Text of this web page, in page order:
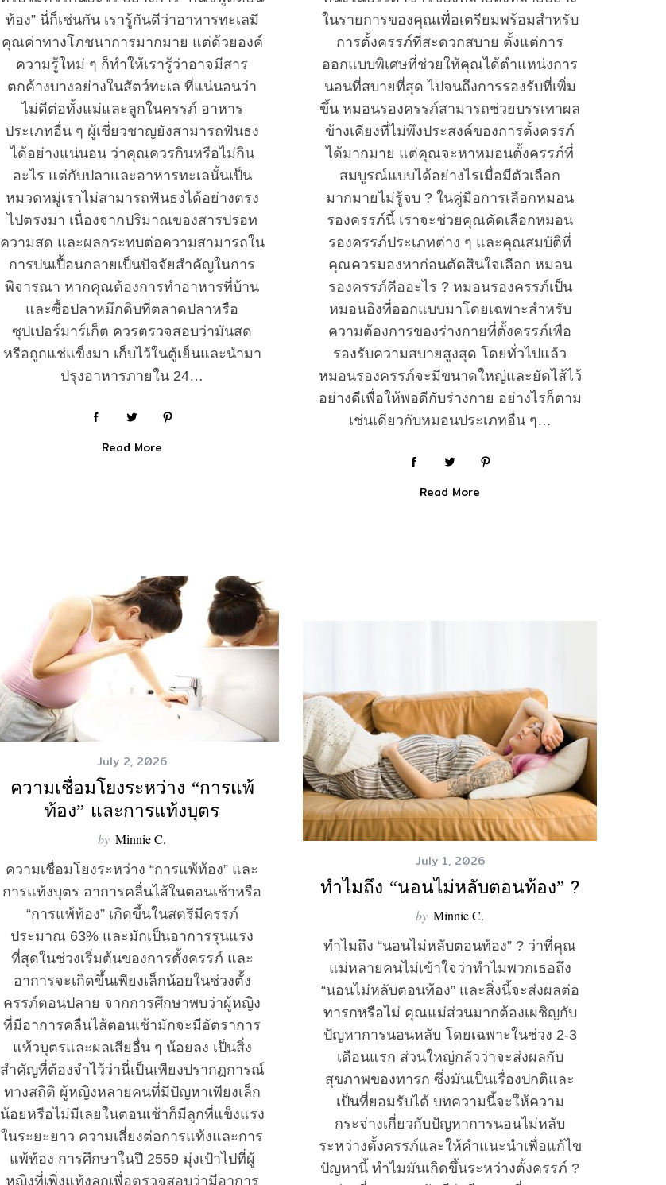
ในรายการของคุณเพื่อเตรียมพร้อมสำหรับ
การตั้งครรภ์ที่สะดวกสบาย ตั้งแต่การ
ออกแบบพิเศษที่ช่วยให้คุณได้ตำแหน่งการ
นอนที่สบายที่สุด ไปจนถึงการรองรับที่เพิ่ม
ขึ้น หมอนรองครรภ์สามารถช่วยบรรเทาผล
ข้างเคียงที่ไม่พึงประสงค์ของการตั้งครรภ์
ได้มากมาย แต่คุณจะหาหมอนตั้งครรภ์ที่
สมบูรณ์แบบได้อย่างไรเมื่อมีตัวเลือก
มากมายไม่รู้จบ ? ในคู่มือการเลือกหมอน
รองครรภ์นี้ เราจะช่วยคุณคัดเลือกหมอน
รองครรภ์ประเภทต่าง ๆ และคุณสมบัติที่
คุณควรมองหาก่อนตัดสินใจเลือก หมอน
รองครรภ์คืออะไร ? หมอนรองครรภ์เป็น
หมอนอิงที่ออกแบบมาโดยเฉพาะสำหรับ
ความต้องการของร่างกายที่ตั้งครรภ์เพื่อ
รองรับความสบายสูงสุด โดยทั่วไปแล้ว
หมอนรองครรภ์จะมีขนาดใหญ่และยัดไส้ไว้
อย่างดีเพื่อให้พอดีกับร่างกาย อย่างไรก็ตาม
เช่นเดียวกับหมอนประเภทอื่น ๆ…
Read More
ท้อง” นี่ก็เช่นกัน เรารู้กันดีว่าอาหารทะเลมี
คุณค่าทางโภชนาการมากมาย แต่ด้วยองค์
ความรู้ใหม่ ๆ ก็ทำให้เรารู้ว่าอาจมีสาร
ตกค้างบางอย่างในสัตว์ทะเล ที่แน่นอนว่า
ไม่ดีต่อทั้งแม่และลูกในครรภ์ อาหาร
ประเภทอื่น ๆ ผู้เชี่ยวชาญยังสามารถฟันธง
ได้อย่างแน่นอน ว่าคุณควรกินหรือไม่กิน
อะไร แต่กับปลาและอาหารทะเลนั้นเป็น
หมวดหมู่เราไม่สามารถฟันธงได้อย่างตรง
ไปตรงมา เนื่องจากปริมาณของสารปรอท
ความสด และผลกระทบต่อความสามารถใน
การปนเปื้อนกลายเป็นปัจจัยสำคัญในการ
พิจารณา หากคุณต้องการทำอาหารที่บ้าน
และซื้อปลาหมึกดิบที่ตลาดปลาหรือ
ซุปเปอร์มาร์เก็ต ควรตรวจสอบว่ามันสด
หรือถูกแช่แข็งมา เก็บไว้ในตู้เย็นและนำมา
ปรุงอาหารภายใน 24…
Read More
July 2, 2026
ความเชื่อมโยงระหว่าง “การแพ้
ท้อง” และการแท้งบุตร
by Minnie C.
ความเชื่อมโยงระหว่าง “การแพ้ท้อง” และ
การแท้งบุตร อาการคลื่นไส้ในตอนเช้าหรือ
“การแพ้ท้อง” เกิดขึ้นในสตรีมีครรภ์
ประมาณ 63% และมักเป็นอาการรุนแรง
ที่สุดในช่วงเริ่มต้นของการตั้งครรภ์ และ
อาการจะเกิดขึ้นเพียงเล็กน้อยในช่วงตั้ง
ครรภ์ตอนปลาย จากการศึกษาพบว่าผู้หญิง
ที่มีอาการคลื่นไส้ตอนเช้ามักจะมีอัตราการ
แท้วบุตรและผลเสียอื่น ๆ น้อยลง เป็นสิ่ง
สำคัญที่ต้องจำไว้ว่านี่เป็นเพียงปรากฏการณ์
ทางสถิติ ผู้หญิงหลายคนที่มีปัญหาเพียงเล็ก
น้อยหรือไม่มีเลยในตอนเช้าก็มีลูกที่แข็งแรง
ในระยะยาว ความเสี่ยงต่อการแท้งและการ
แพ้ท้อง การศึกษาในปี 2559 มุ่งเป้าไปที่ผู้
หญิงที่เพิ่งแท้งลูกเพื่อตรวจสอบว่ามีอาการ
July 1, 2026
ทำไมถึง “นอนไม่หลับตอนท้อง” ?
by Minnie C.
ทำไมถึง “นอนไม่หลับตอนท้อง” ? ว่าที่คุณ
แม่หลายคนไม่เข้าใจว่าทำไมพวกเธอถึง
“นอนไม่หลับตอนท้อง” และสิ่งนี้จะส่งผลต่อ
ทารกหรือไม่ คุณแม่ส่วนมากต้องเผชิญกับ
ปัญหาการนอนหลับ โดยเฉพาะในช่วง 2-3
เดือนแรก ส่วนใหญ่กลัวว่าจะส่งผลกับ
สุขภาพของทารก ซึ่งมันเป็นเรื่องปกติและ
เป็นที่ยอมรับได้ บทความนี้จะให้ความ
กระจ่างเกี่ยวกับปัญหาการนอนไม่หลับ
ระหว่างตั้งครรภ์และให้คำแนะนำเพื่อแก้ไข
ปัญหานี้ ทำไมมันเกิดขึ้นระหว่างตั้งครรภ์ ?